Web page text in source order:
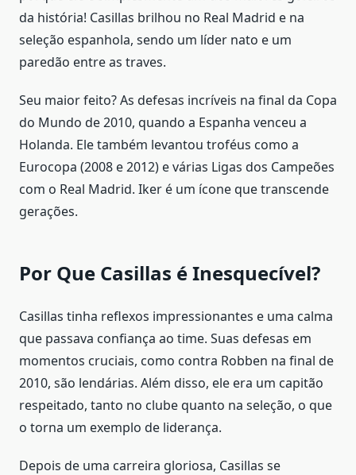
da história! Casillas brilhou no Real Madrid e na
seleção espanhola, sendo um líder nato e um
paredão entre as traves.
Seu maior feito? As defesas incríveis na final da Copa
do Mundo de 2010, quando a Espanha venceu a
Holanda. Ele também levantou troféus como a
Eurocopa (2008 e 2012) e várias Ligas dos Campeões
com o Real Madrid. Iker é um ícone que transcende
gerações.
Por Que Casillas é Inesquecível?
Casillas tinha reflexos impressionantes e uma calma
que passava confiança ao time. Suas defesas em
momentos cruciais, como contra Robben na final de
2010, são lendárias. Além disso, ele era um capitão
respeitado, tanto no clube quanto na seleção, o que
o torna um exemplo de liderança.
Depois de uma carreira gloriosa, Casillas se